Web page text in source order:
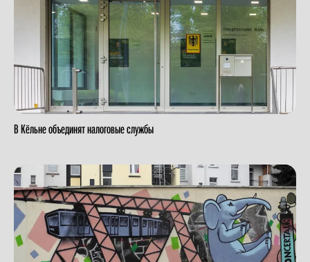
В Кёльне объединят налоговые службы